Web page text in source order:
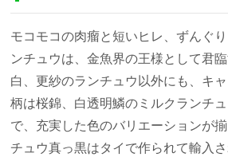
モコモコの肉瘤と短いヒレ、ずんぐ
ンチュウは、金魚界の王様として君
白、更紗のランチュウ以外にも、キ
柄は桜錦、白透明鱗のミルクランチ
で、充実した色のバリエーションが
チュウ真っ黒はタイで作られて輸入